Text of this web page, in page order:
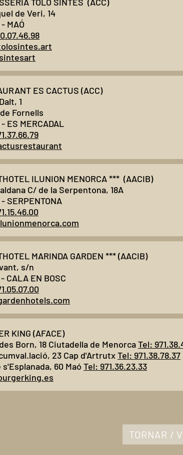
de Veri, 14
MAÓ
ES CACTUS (ACC)
1
Fornells
ES MERCADAL
ILUNION MENORCA *** (AACIB)
C/ de la Serpentona, 18A
SERPENTONA
MARINDA GARDEN *** (AACIB)
s/n
CALA EN BOSC
KING (AFACE)
Born, 18 Ciutadella de MenorcaTel:
23 Cap d'ArtrutxTel: 971.38.78.37
s'Esplanada, 60 Maó Tel: 971.36.23.33
TORNAR /